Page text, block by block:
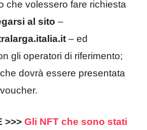
che volessero fare richiesta
al sito –
– ed
gli operatori di riferimento;
dovrà essere presentata
>>> Gli NFT che sono stati